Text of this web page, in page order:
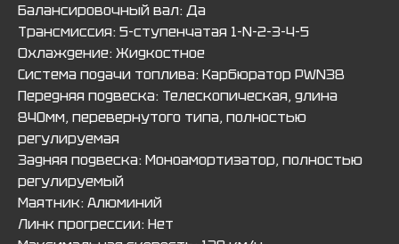
Балансировочный вал: Да
Трансмиссия: 5-ступенчатая 1-N-2-3-4-5
Охлаждение: Жидкостное
Система подачи топлива: Карбюратор PWN38
Передняя подвеска: Телескопическая, длина
840мм, перевернутого типа, полностью
регулируемая
Задняя подвеска: Моноамортизатор, полностью
регулируемый
Маятник: Алюминий
Линк прогрессии: Нет